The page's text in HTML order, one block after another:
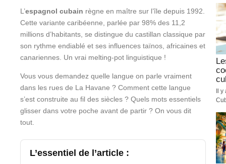
L’espagnol cubain règne en maître sur l’île depuis 1992.
Cette variante caribéenne, parlée par 98% des 11,2
millions d’habitants, se distingue du castillan classique par
son rythme endiablé et ses influences taïnos, africaines et
canariennes. Un vrai melting-pot linguistique !
Vous vous demandez quelle langue on parle vraiment
dans les rues de La Havane ? Comment cette langue
s’est construite au fil des siècles ? Quels mots essentiels
glisser dans votre poche avant de partir ? On vous dit
tout.
L’essentiel de l’article :
Il